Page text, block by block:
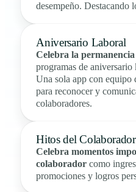
desempeño. Destacando
Aniversario Laboral
Celebra la
programas de aniversario
Una sola app con equipo
para reconocer y
colaboradores.
Hitos del Colaborador
Celebra momentos
colaborador como
promociones y logros